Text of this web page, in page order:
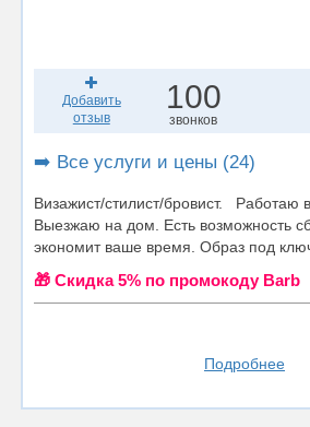
Добавить
отзыв
100
звонков
➡️ Все услуги и цены (24)
Визажист/стилист/бровист. Работаю
Выезжаю на дом. Есть возможность
экономит ваше время. Образ под ключ
🎁 Cкидка 5% по промокоду Barb
Подробнее